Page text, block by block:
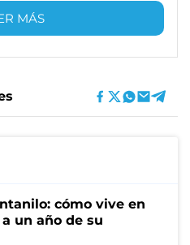
MÁS
cómo vive en
un año de su